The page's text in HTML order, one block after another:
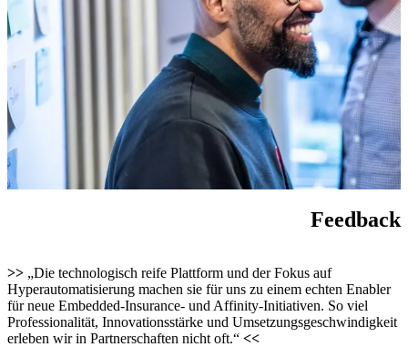
Feedback
>> „Die technologisch reife Plattform und der Fokus auf
Hyperautomatisierung machen sie für uns zu einem echten Enabler
für neue Embedded-Insurance- und Affinity-Initiativen. So viel
Professionalität, Innovationsstärke und Umsetzungsgeschwindigkeit
erleben wir in Partnerschaften nicht oft.“ <<